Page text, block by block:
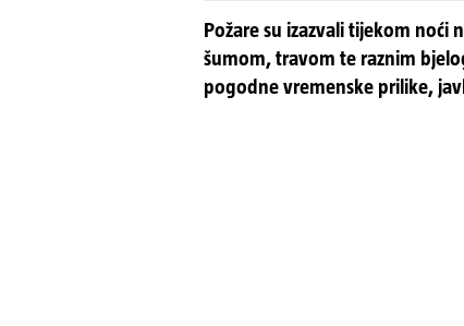
Požare su izazvali tijekom
šumom, travom te raznim
pogodne vremenske prilike,